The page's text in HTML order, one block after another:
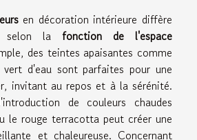
en décoration intérieure diffère
selon la fonction de l'espace
des teintes apaisantes comme
d'eau sont parfaites pour une
invitant au repos et à la sérénité.
de couleurs chaudes
le rouge terracotta peut créer une
et chaleureuse. Concernant